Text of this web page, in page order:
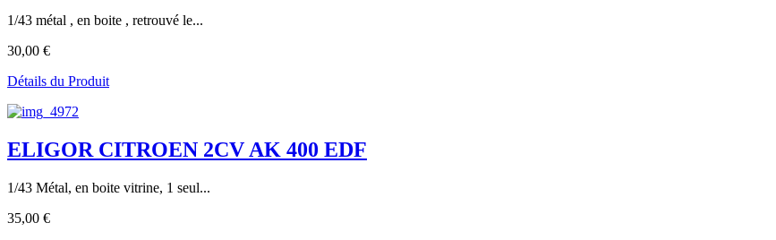
1/43 métal , en boite , retrouvé le...
30,00 €
Détails du Produit
ELIGOR CITROEN 2CV AK 400 EDF
1/43 Métal, en boite vitrine, 1 seul...
35,00 €